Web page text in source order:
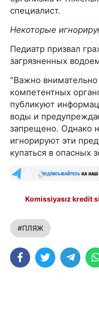
специалист.
Некоторые
Педиатр призвал
загрязненных
"Важно
компетентных
публикуют
воды и
запрещено. Однако
игнорируют эти
купаться в опасных
Komissiyasız kredit
#ПЛЯЖ